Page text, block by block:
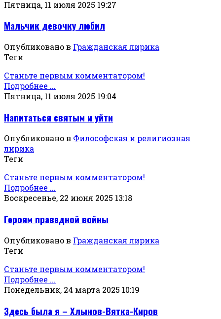
Пятница, 11 июля 2025 19:27
Мальчик девочку любил
Опубликовано в Гражданская лирика
Теги
Станьте первым комментатором!
Подробнее ...
Пятница, 11 июля 2025 19:04
Напитаться святым и уйти
Опубликовано в Философская и религиозная
лирика
Теги
Станьте первым комментатором!
Подробнее ...
Воскресенье, 22 июня 2025 13:18
Героям праведной войны
Опубликовано в Гражданская лирика
Теги
Станьте первым комментатором!
Подробнее ...
Понедельник, 24 марта 2025 10:19
Здесь была я – Хлынов-Вятка-Киров